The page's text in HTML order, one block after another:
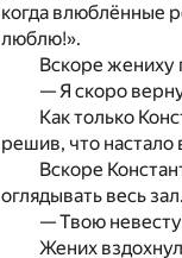
когда влюблённые
люблю!».
Вскоре жениху
— Я скоро
Как только
решив, что настало
Вскоре
оглядывать весь зал.
— Твою
Жених